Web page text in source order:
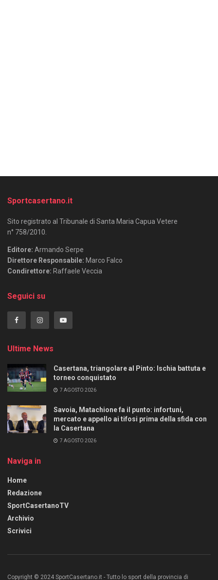
Sportcasertano.it
Sito registrato al Tribunale di Santa Maria Capua Vetere
n° 758/2010.
Editore: Armando Serpe
Direttore Responsabile: Marco Falco
Condirettore: Raffaele Veccia
Seguici su
Ultime News
Casertana, triangolare al Pinto: Ischia battuta e
torneo conquistato
7 AGOSTO 2026
Savoia, Matachione fa il punto: infortuni,
mercato e appello ai tifosi prima della sfida con
la Casertana
7 AGOSTO 2026
Naviga in
Home
Redazione
SportCasertanoTV
Archivio
Scrivici
Copyright © 2024 SportCasertano.it - Tutto lo sport della provincia di